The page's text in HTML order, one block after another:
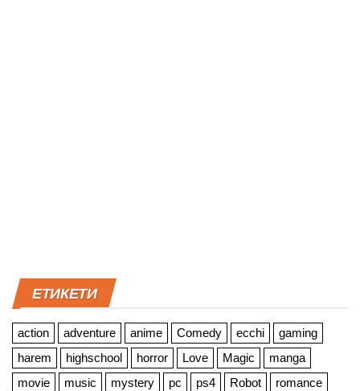
ЕТИКЕТИ
action adventure anime Comedy ecchi
gaming
harem
highschool horror Love Magic
manga
movie
music mystery pc ps4 Robot
romance